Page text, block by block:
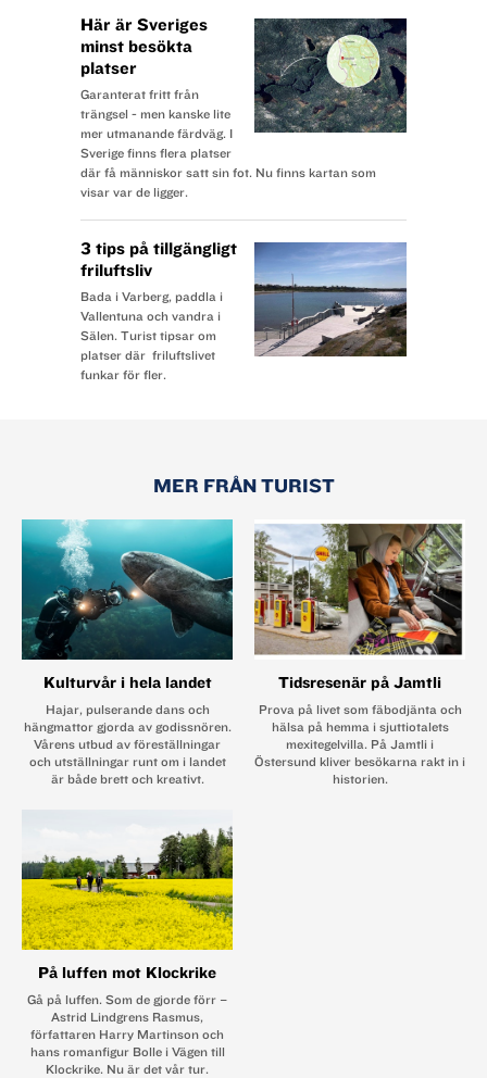
Här är Sveriges
minst besökta
platser
Garanterat fritt från
trängsel - men kanske lite
mer utmanande färdväg. I
Sverige finns flera platser
där få människor satt sin fot. Nu finns kartan som
visar var de ligger.
3 tips på tillgängligt
friluftsliv
Bada i Varberg, paddla i
Vallentuna och vandra i
Sälen. Turist tipsar om
platser där friluftslivet
funkar för fler.
MER FRÅN TURIST
Kulturvår i hela landet
Hajar, pulserande dans och
hängmattor gjorda av godissnören.
Vårens utbud av föreställningar
och utställningar runt om i landet
är både brett och kreativt.
Tidsresenär på Jamtli
Prova på livet som fäbodjänta och
hälsa på hemma i sjuttiotalets
mexitegelvilla. På Jamtli i
Östersund kliver besökarna rakt in i
historien.
På luffen mot Klockrike
Gå på luffen. Som de gjorde förr –
Astrid Lindgrens Rasmus,
författaren Harry Martinson och
hans romanfigur Bolle i Vägen till
Klockrike. Nu är det vår tur.